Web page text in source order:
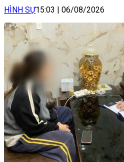
HÌNH SỰ15:03 | 06/08/2026